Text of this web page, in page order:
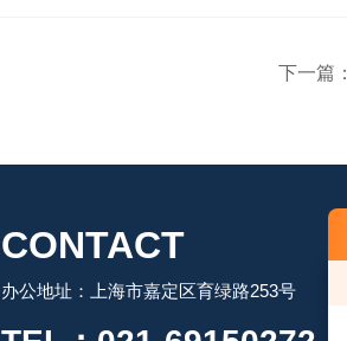
下一篇：
CONTACT
办公地址：上海市嘉定区育绿路253号